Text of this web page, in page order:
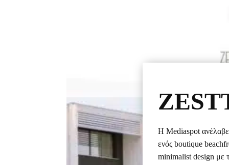
Η Mediaspot ανέλαβε
ενός boutique
minimalist design με